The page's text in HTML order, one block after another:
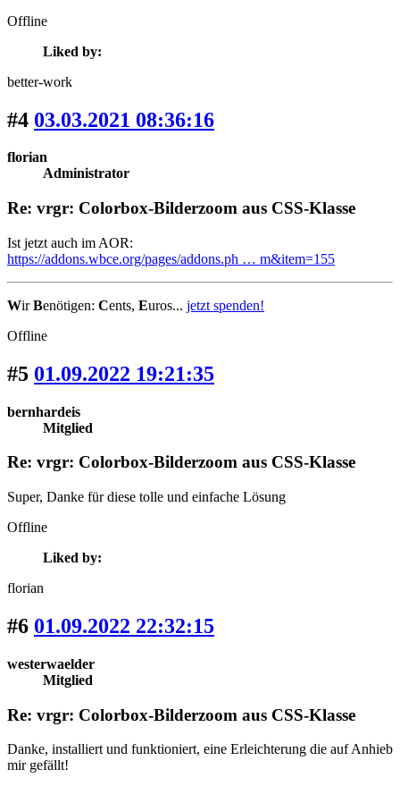
Offline
Liked by:
better-work
#4 03.03.2021 08:36:16
florian
Administrator
Re: vrgr: Colorbox-Bilderzoom aus CSS-Klasse
Ist jetzt auch im AOR:
https://addons.wbce.org/pages/addons.ph … m&item=155
WirBenötigen: Cents, Euros... jetzt spenden!
Offline
#5 01.09.2022 19:21:35
bernhardeis
Mitglied
Re: vrgr: Colorbox-Bilderzoom aus CSS-Klasse
Super, Danke für diese tolle und einfache Lösung
Offline
Liked by:
florian
#6 01.09.2022 22:32:15
westerwaelder
Mitglied
Re: vrgr: Colorbox-Bilderzoom aus CSS-Klasse
Danke, installiert und funktioniert, eine Erleichterung die auf Anhieb
mir gefällt!